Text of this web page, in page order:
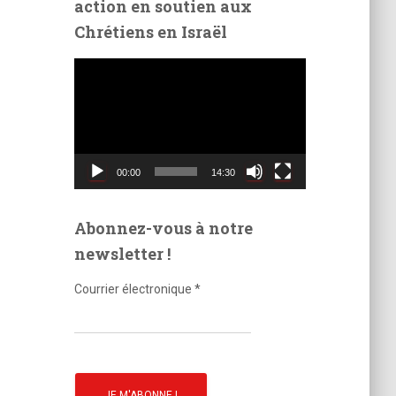
é
o
action en soutien aux
Chrétiens en Israël
é
o
00:00 14:30
Abonnez-vous à notre
newsletter !
Courrier électronique *